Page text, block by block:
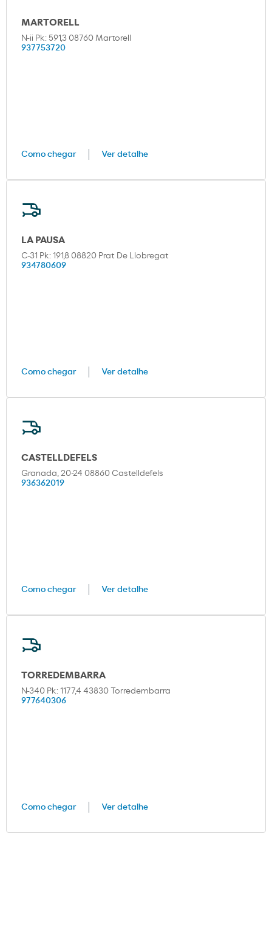
MARTORELL
N-ii Pk: 591,3 08760 Martorell
937753720
Como chegar Ver detalhe
LA PAUSA
C-31 Pk: 191,8 08820 Prat De Llobregat
934780609
Como chegar Ver detalhe
CASTELLDEFELS
Granada, 20-24 08860 Castelldefels
936362019
Como chegar Ver detalhe
TORREDEMBARRA
N-340 Pk: 1177,4 43830 Torredembarra
977640306
Como chegar Ver detalhe